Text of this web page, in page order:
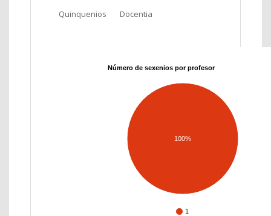
Quinquenios Docentia
Número de sexenios por profesor
1
100%